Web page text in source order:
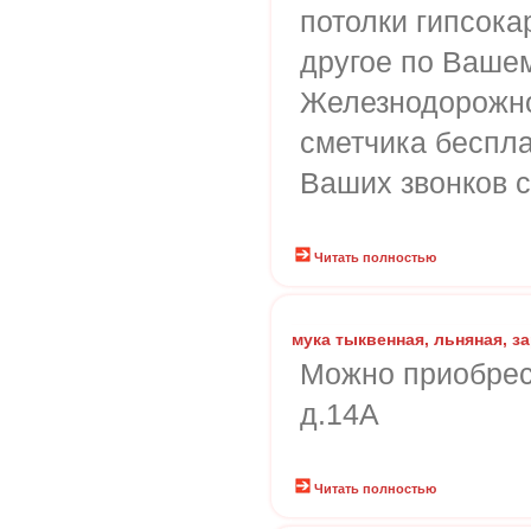
потолки
другое по
сметчика
Ваших звонков
Читать полностью
мука тыквенная, льняная,
Можно
д.14А
Читать полностью